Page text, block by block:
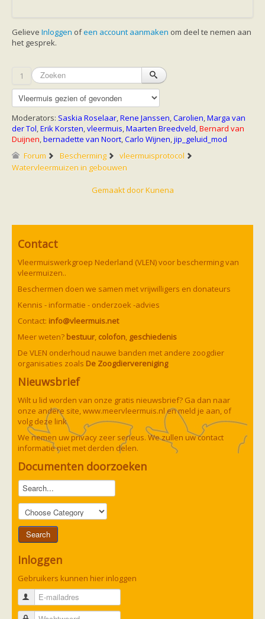
Gelieve Inloggen ofeen account aanmaken om deel te nemen aan
het gesprek.
1
Moderators: Saskia Roselaar,Rene Janssen,Carolien,Marga van
der Tol,Erik Korsten,vleermuis,Maarten Breedveld,Bernard van
Duijnen,bernadette van Noort,Carlo Wijnen,jip_geluid_mod
Forum
Bescherming
vleermuisprotocol
Watervleermuizen in gebouwen
Gemaakt doorKunena
Contact
Vleermuiswerkgroep Nederland (VLEN) voor bescherming van
vleermuizen..
Beschermen doen we samen met vrijwilligers en donateurs
Kennis - informatie - onderzoek -advies
Contact: info@vleermuis.net
Meer weten? bestuur, colofon, geschiedenis
De VLEN onderhoud nauwe banden met andere zoogdier
organisaties zoals De Zoogdiervereniging
Nieuwsbrief
Wilt u lid worden van onze gratis nieuwsbrief? Ga dan naar
onze andere site,www.meervleermuis.nlen meld je aan, of
volg deze link
We nemen uw privacy zeer serieus. We zullen uw contact
informatie niet met derden delen.
Documenten doorzoeken
Inloggen
Gebruikers kunnen hier inloggen
E-mailadres